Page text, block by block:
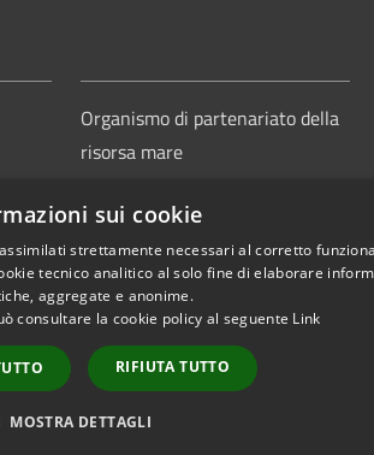
Organismo di partenariato della
risorsa mare
Copyright © 2025
sui cookie
strettamente necessari al corretto
tecnico analitico al solo fine di elaborare
aggregate e anonime.
consultare la cookie policy al seguente Link
RIFIUTA TUTTO
MOSTRA DETTAGLI